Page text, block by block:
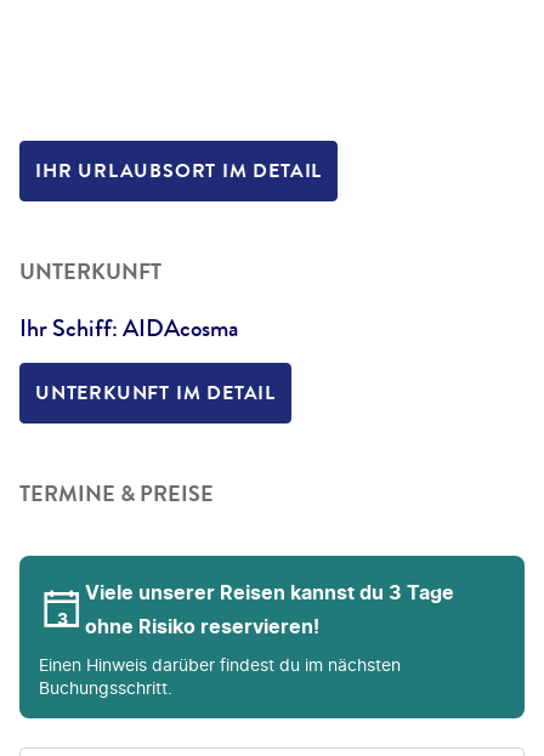
IHR URLAUBSORT IM DETAIL
UNTERKUNFT
Ihr Schiff: AIDAcosma
UNTERKUNFT IM DETAIL
TERMINE & PREISE
Viele unserer Reisen kannst du 3 Tage
ohne Risiko reservieren!
Einen Hinweis darüber findest du im nächsten
Buchungsschritt.